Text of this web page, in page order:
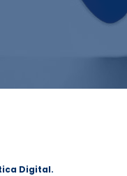
Digital.